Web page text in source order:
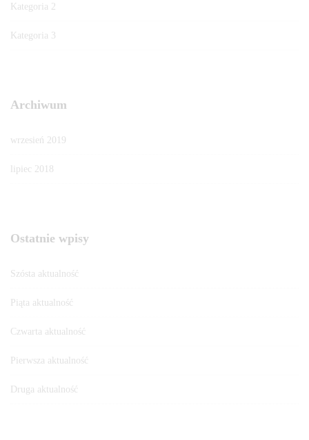
Kategoria 2
Kategoria 3
Archiwum
wrzesień 2019
lipiec 2018
Ostatnie wpisy
Szósta aktualność
Piąta aktualność
Czwarta aktualność
Pierwsza aktualność
Druga aktualność